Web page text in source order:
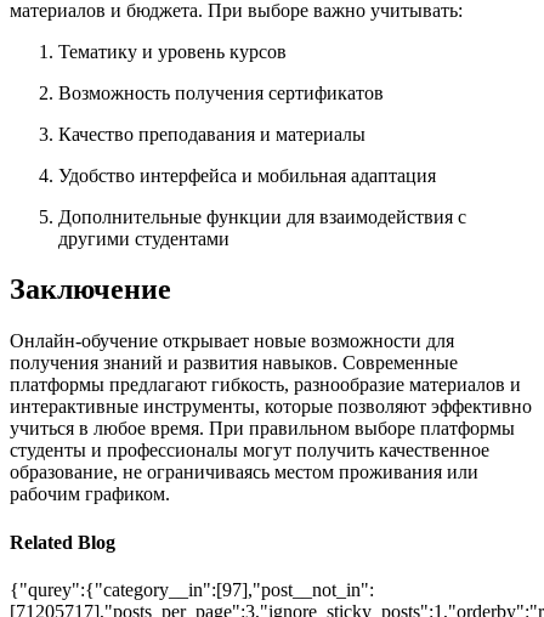
материалов и бюджета. При выборе важно учитывать:
Тематику и уровень курсов
Возможность получения сертификатов
Качество преподавания и материалы
Удобство интерфейса и мобильная адаптация
Дополнительные функции для взаимодействия с
другими студентами
Заключение
Онлайн-обучение открывает новые возможности для
получения знаний и развития навыков. Современные
платформы предлагают гибкость, разнообразие материалов и
интерактивные инструменты, которые позволяют эффективно
учиться в любое время. При правильном выборе платформы
студенты и профессионалы могут получить качественное
образование, не ограничиваясь местом проживания или
рабочим графиком.
Related Blog
{"qurey":{"category__in":[97],"post__not_in":